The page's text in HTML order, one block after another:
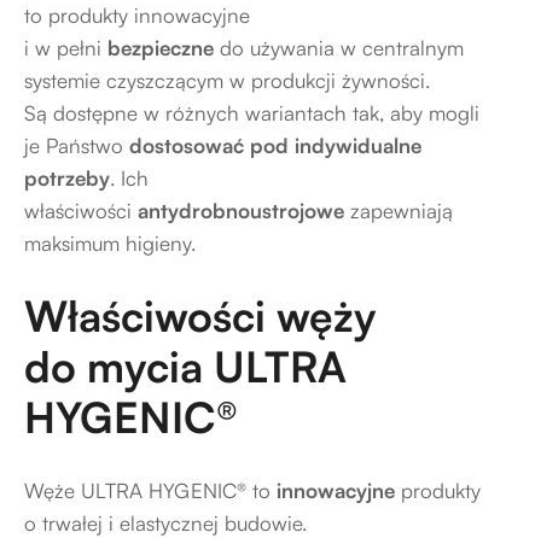
to produkty innowacyjne
i w pełni bezpieczne do używania w centralnym
systemie czyszczącym w produkcji żywności.
Są dostępne w różnych wariantach tak, aby mogli
je Państwo dostosować pod indywidualne
potrzeby. Ich
właściwości antydrobnoustrojowe zapewniają
maksimum higieny.
Właściwości węży
do mycia ULTRA
HYGENIC®
Węże ULTRA HYGENIC® to innowacyjne produkty
o trwałej i elastycznej budowie.